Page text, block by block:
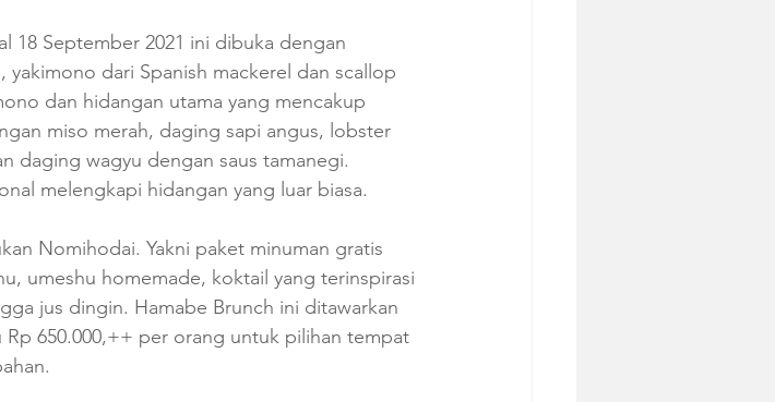
18 September 2021 ini dibuka dengan
dari Spanish mackerel dan scallop
dan hidangan utama yang mencakup
miso merah, daging sapi angus, lobster
daging wagyu dengan saus tamanegi.
melengkapi hidangan yang luar biasa.
Nomihodai. Yakni paket minuman gratis
umeshu homemade, koktail yang terinspirasi
jus dingin. Hamabe Brunch ini ditawarkan
650.000,++ per orang untuk pilihan tempat